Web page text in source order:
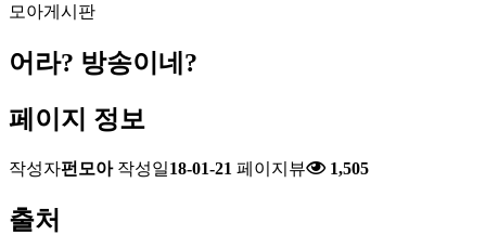
모아게시판
어라? 방송이네?
페이지 정보
작성자펀모아 작성일18-01-21 페이지뷰 1,505
출처